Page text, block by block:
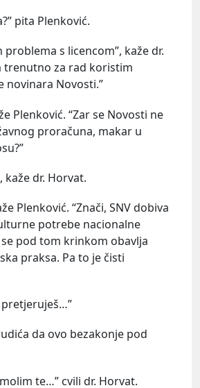
pita Plenković.
problema s licencom”, kaže dr.
trenutno za rad koristim
Novosti.”
Plenković. “Zar se Novosti ne
proračuna, makar u
kaže dr. Horvat.
Plenković. “Znači, SNV dobiva
potrebe nacionalne
pod tom krinkom obavlja
praksa. Pa to je čisti
da ovo bezakonje pod
te…” cvili dr. Horvat.